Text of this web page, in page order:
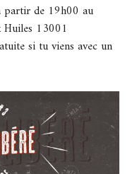
partir de 19h00 au
Huiles 13001
si tu viens avec un